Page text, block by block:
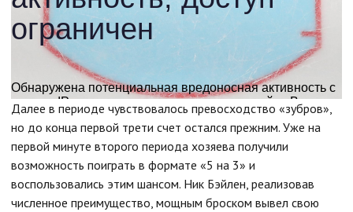
Далее в периоде чувствовалось превосходство «зубров»,
но до конца первой трети счет остался прежним. Уже на
первой минуте второго периода хозяева получили
возможность поиграть в формате «5 на 3» и
воспользовались этим шансом. Ник Бэйлен, реализовав
численное преимущество, мощным броском вывел свою